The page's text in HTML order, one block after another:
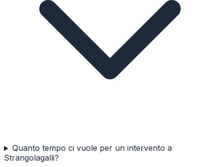
Quanto tempo ci vuole per un intervento a
Strangolagalli?